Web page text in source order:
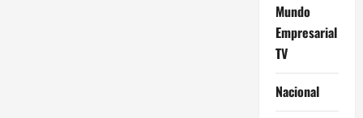
Mundo
Empresarial
TV
Nacional